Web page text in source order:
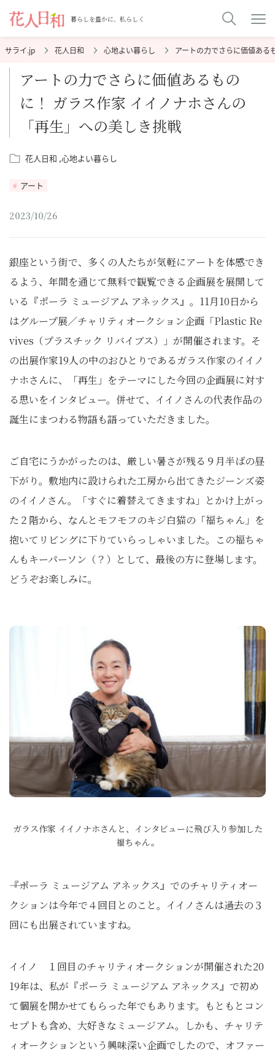
暮らしを豊かに、私らしく
花人日和 心地よい暮らし アートの力でさらに価値ある
アートの力でさらに価値あるもの
に！ ガラス作家 イイノナホさんの
「再生」への美しき挑戦
花人日和 心地よい暮らし
アート
2023/10/26
銀座という街で、多くの人たちが気軽にアートを体感でき
るよう、年間を通じて無料で観覧できる企画展を展開して
いる『ポーラ ミュージアム アネックス』。11月10日から
はグループ展／チャリティオークション企画「Plastic Re
vives（プラスチック リバイブス）」が開催されます。そ
の出展作家19人の中のおひとりであるガラス作家のイイノ
ナホさんに、「再生」をテーマにした今回の企画展に対す
る思いをインタビュー。併せて、イイノさんの代表作品の
誕生にまつわる物語も語っていただきました。
ご自宅にうかがったのは、厳しい暑さが残る９月半ばの昼
下がり。敷地内に設けられた工房から出てきたジーンズ姿
のイイノさん。「すぐに着替えてきますね」とかけ上がっ
た２階から、なんとモフモフのキジ白猫の「福ちゃん」を
抱いてリビングに下りていらっしゃいました。この福ちゃ
んもキーパーソン（？）として、最後の方に登場します。
どうぞお楽しみに。
ガラス作家 イイノナホさんと、インタビューに飛び入り参加した
福ちゃん。
――『ポーラ ミュージアム アネックス』でのチャリティオー
クションは今年で４回目とのこと。イイノさんは過去の３
回にも出展されていますね。
イイノ １回目のチャリティオークションが開催された20
19年は、私が『ポーラ ミュージアム アネックス』で初め
て個展を開かせてもらった年でもあります。もともとコン
セプトも含め、大好きなミュージアム。しかも、チャリテ
ィオークションという興味深い企画でしたので、オファー